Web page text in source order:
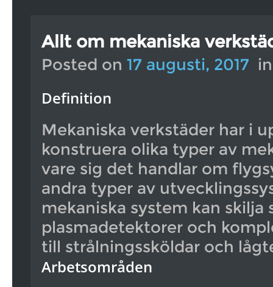
Allt om mekaniska
Posted on 17 augusti, 2017
Definition
Mekaniska verkstäder har i
konstruera olika typer av
vare sig det handlar om
andra typer av
mekaniska system kan skilja
plasmadetektorer och
till strålningssköldar och
Arbetsområden